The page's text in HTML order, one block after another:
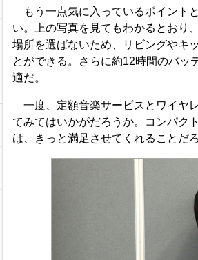
もう一点気に入っているポイント
い。上の写真を見てもわかるとおり
場所を選ばないため、リビングやキ
とができる。さらに約12時間のバッ
適だ。
一度、定額音楽サービスとワイヤ
てみてはいかがだろうか。コンパク
は、きっと満足させてくれることだろ